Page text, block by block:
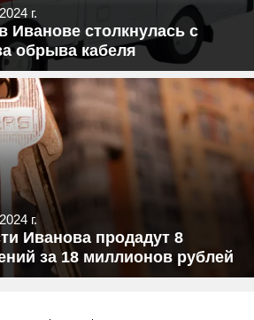
г.
Иванове столкнулась с
обрыва кабеля
г.
Иванова продадут 8
за 18 миллионов рублей